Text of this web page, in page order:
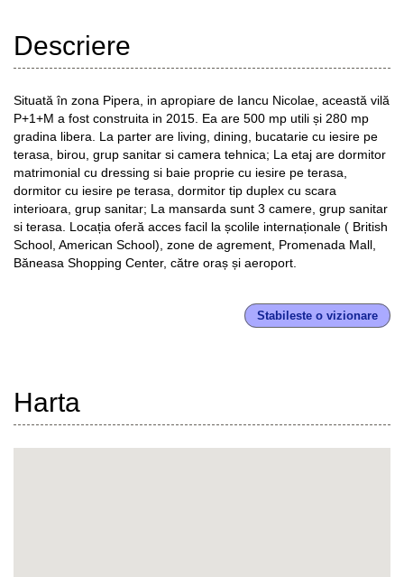
Descriere
Situată în zona Pipera, in apropiare de Iancu Nicolae, această vilă
P+1+M a fost construita in 2015. Ea are 500 mp utili și 280 mp
gradina libera. La parter are living, dining, bucatarie cu iesire pe
terasa, birou, grup sanitar si camera tehnica; La etaj are dormitor
matrimonial cu dressing si baie proprie cu iesire pe terasa,
dormitor cu iesire pe terasa, dormitor tip duplex cu scara
interioara, grup sanitar; La mansarda sunt 3 camere, grup sanitar
si terasa. Locația oferă acces facil la școlile internaționale ( British
School, American School), zone de agrement, Promenada Mall,
Băneasa Shopping Center, către oraș și aeroport.
Stabileste o vizionare
Harta